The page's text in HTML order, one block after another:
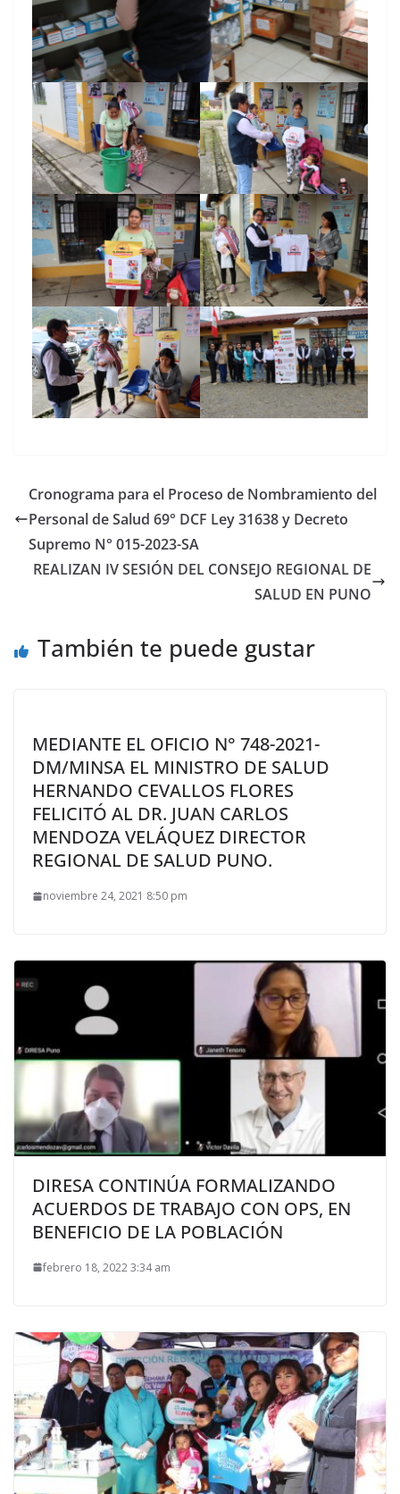
Cronograma para el Proceso de Nombramiento del
Personal de Salud 69° DCF Ley 31638 y Decreto
Supremo N° 015-2023-SA
REALIZAN IV SESIÓN DEL CONSEJO REGIONAL DE
SALUD EN PUNO
También te puede gustar
MEDIANTE EL OFICIO N° 748-2021-
DM/MINSA EL MINISTRO DE SALUD
HERNANDO CEVALLOS FLORES
FELICITÓ AL DR. JUAN CARLOS
MENDOZA VELÁQUEZ DIRECTOR
REGIONAL DE SALUD PUNO.
noviembre 24, 2021 8:50 pm
DIRESA CONTINÚA FORMALIZANDO
ACUERDOS DE TRABAJO CON OPS, EN
BENEFICIO DE LA POBLACIÓN
febrero 18, 2022 3:34 am